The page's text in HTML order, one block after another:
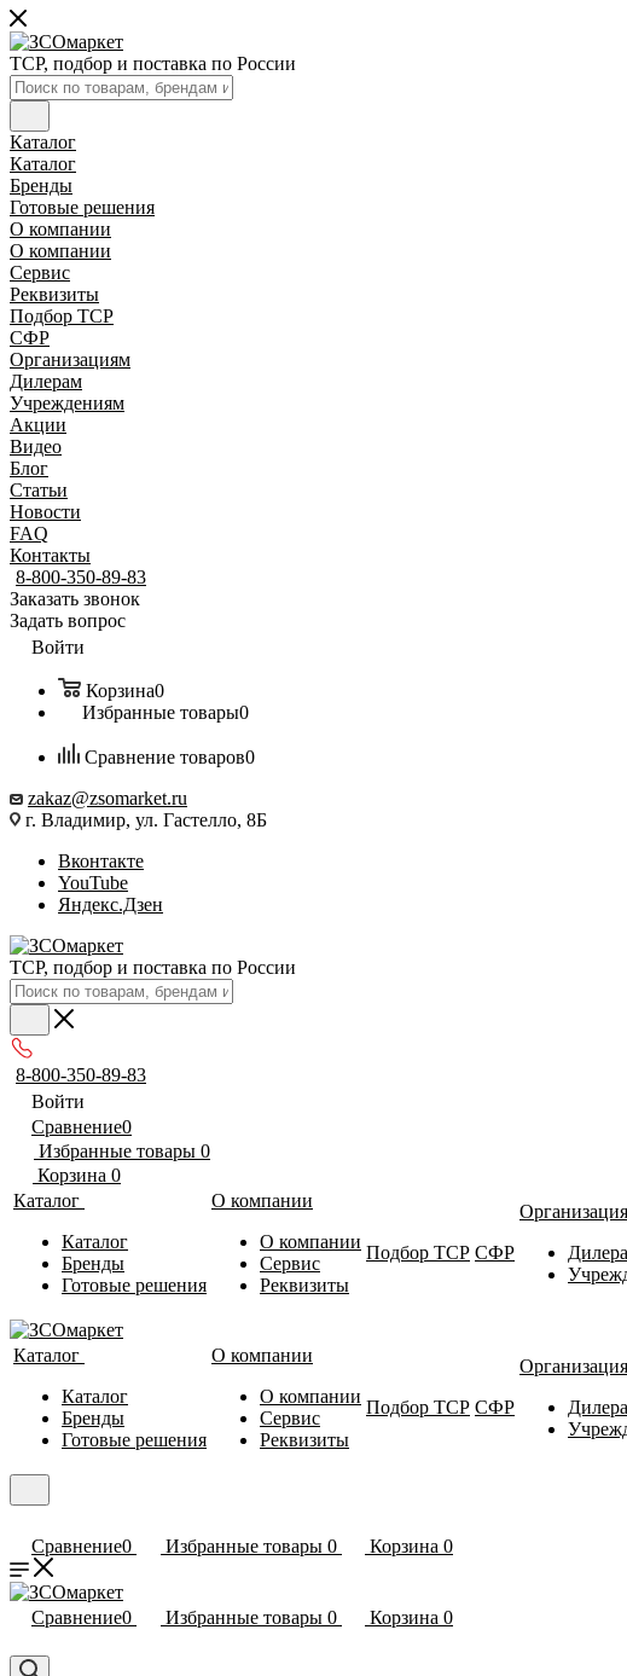
ТСР, подбор и поставка по России
Каталог
Каталог
Бренды
Готовые решения
О компании
О компании
Сервис
Реквизиты
Подбор ТСР
СФР
Организациям
Дилерам
Учреждениям
Акции
Видео
Блог
Статьи
Новости
FAQ
Контакты
8-800-350-89-83
Заказать звонок
Задать вопрос
Войти
Корзина0
Избранные товары0
Сравнение товаров0
zakaz@zsomarket.ru
г. Владимир, ул. Гастелло, 8Б
Вконтакте
YouTube
Яндекс.Дзен
ТСР, подбор и поставка по России
8-800-350-89-83
Войти
Сравнение0
Избранные товары 0
Корзина 0
Каталог
Каталог
Бренды
Готовые решения
О компании
О компании
Сервис
Реквизиты
Подбор ТСР СФР
Каталог
Каталог
Бренды
Готовые решения
О компании
О компании
Сервис
Реквизиты
Подбор ТСР СФР
Сравнение0 Избранные товары 0 Корзина 0
Сравнение0 Избранные товары 0 Корзина 0